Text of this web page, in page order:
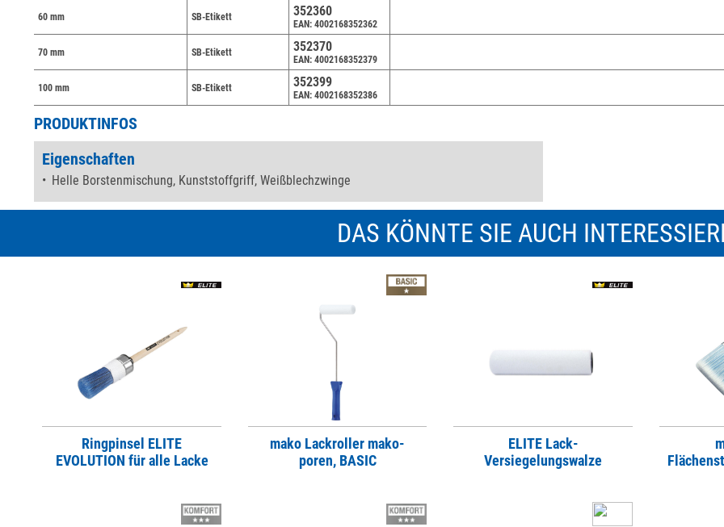
60 mm SB-Etikett 352360
EAN: 4002168352362
70 mm SB-Etikett 352370
EAN: 4002168352379
100 mm SB-Etikett 352399
EAN: 4002168352386
PRODUKTINFOS
Eigenschaften
Helle Borstenmischung, Kunststoffgriff, Weißblechzwinge
DAS KÖNNTE SIE AUCH
Ringpinsel ELITE
EVOLUTION für alle Lacke
mako Lackroller mako-
poren, BASIC
ELITE Lack-
Versiegelungswalze